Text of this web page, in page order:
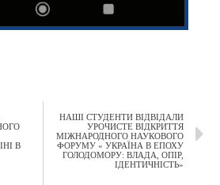
В
НАШІ СТУДЕНТИ ВІДВІДАЛИ
УРОЧИСТЕ ВІДКРИТТЯ
МІЖНАРОДНОГО НАУКОВОГО
ФОРУМУ « УКРАЇНА В ЕПОХУ
ГОЛОДОМОРУ: ВЛАДА, ОПІР,
ІДЕНТИЧНІСТЬ»